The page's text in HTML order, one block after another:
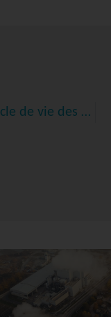
Premières lignes directrices pour l’analyse sociale du cycle de vie des produits